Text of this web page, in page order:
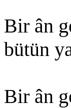
Bir ân
bütün
Bir ân